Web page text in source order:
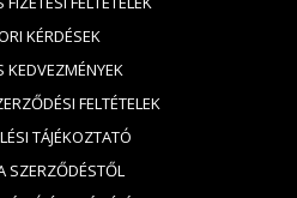
KÉRDÉSEK
KEDVEZMÉNYEK
FELTÉTELEK
TÁJÉKOZTATÓ
SZERZŐDÉSTŐL